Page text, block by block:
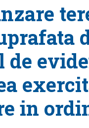
de
in